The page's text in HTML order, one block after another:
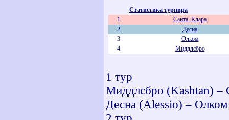
Статистика турнира
1
Санта_Клара
2
Десна
3
Олком
4
Миддлсбро
1 тур
Миддлсбро (Kashtan) –
Десна (Alessio) –